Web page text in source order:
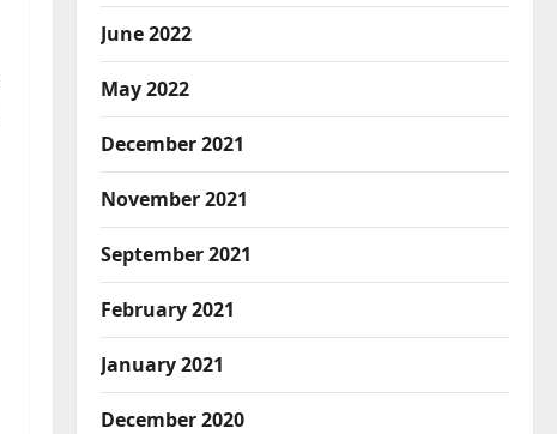
June 2022
May 2022
December 2021
November 2021
September 2021
February 2021
January 2021
December 2020